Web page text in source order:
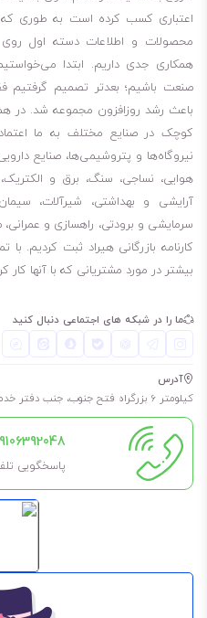
سیستم‌های هیدرولیک صنعتی
ماشین‌آلات سنگین و تجهیزات تولید
خطوط مونتاژ و کارخانه‌ها
تجهیزات دقیق هیدرولیکی
اگر به دنبال
روغن هیدرولیک با کیفیت
هستید، Mobil DTE Excel 10
باعث افزایش راندمان تجهیزات،
هیدرولیک می‌شود.
اعتباری کسب کرده است به طوری که
محصولات و اطلاعات دسته اول روی
همکاری جدی داریم. ابتدا
صنعت باشیم؛ بعدتر تصمیم گرفتیم
کوچک در صنایع مختلف به ما اعتماد
نیروگاه‌ها و پتروشیمی‌ها، صنایع
هوایی، نساجی، سنگ، برق و
آرایشی و بهداشتی، شیرآلات،
سرمایشی و برودتی، راهسازی و
کارنامه بازرگانی هیراد ثبت کردیم.
بیشتر در مورد مشتریانی که با آنها کار
ما را در شبکه های اجتماعی دنبال کنید
آدرس
کیلومتر 6 بزرگراه فتح جنوب، جنب دفتر خدمات الکترونیک شهر، پلاک 588 و 600
پاسخگویی